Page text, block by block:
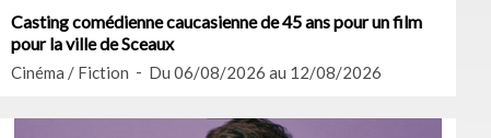
Casting comédienne caucasienne de 45 ans pour un film
pour la ville de Sceaux
Cinéma / Fiction Du 06/08/2026 au 12/08/2026